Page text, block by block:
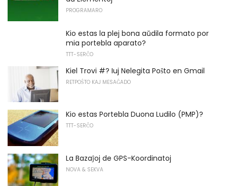
PROGRAMARO
Kio estas la plej bona aŭdila formato por
mia portebla aparato?
TTT-SERĈO
Kiel Trovi #? Iuj Nelegita Poŝto en Gmail
RETPOŜTO KAJ MESAĜADO
Kio estas Portebla Duona Ludilo (PMP)?
TTT-SERĈO
La Bazaĵoj de GPS-Koordinatoj
NOVA & SEKVA